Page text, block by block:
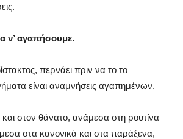
ν’ αγαπήσουμε.
περνάει πριν να το το
είναι αναμνήσεις αγαπημένων.
στον θάνατο, ανάμεσα στη ρουτίνα
στα κανονικά και στα παράξενα,